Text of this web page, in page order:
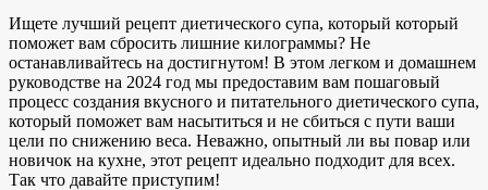
Ищете лучший рецепт диетического супа, который который
поможет вам сбросить лишние килограммы? Не
останавливайтесь на достигнутом! В этом легком и домашнем
руководстве на 2024 год мы предоставим вам пошаговый
процесс создания вкусного и питательного диетического супа,
который поможет вам насытиться и не сбиться с пути ваши
цели по снижению веса. Неважно, опытный ли вы повар или
новичок на кухне, этот рецепт идеально подходит для всех.
Так что давайте приступим!